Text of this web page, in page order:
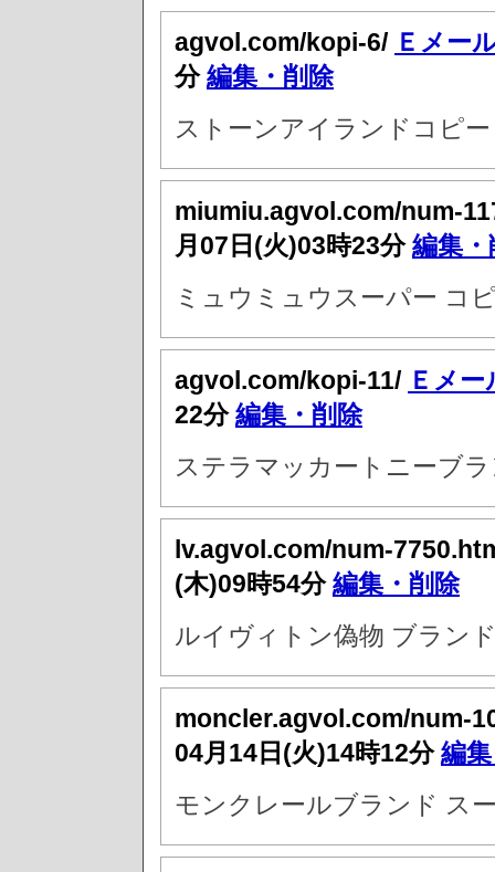
agvol.com/kopi-6/ Ｅメー
分編集・削除
ストーンアイランドコピ
miumiu.agvol.com/num-
月07日(火)03時23分編集・
ミュウミュウスーパー コ
agvol.com/kopi-11/ Ｅメー
22分編集・削除
ステラマッカートニーブ
lv.agvol.com/num-
(木)09時54分編集・削除
ルイヴィトン偽物 ブラン
moncler.agvol.com/num-
04月14日(火)14時12分編
モンクレールブランド ス